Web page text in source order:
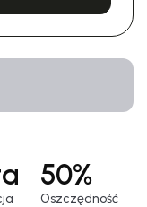
50%
Oszczędność